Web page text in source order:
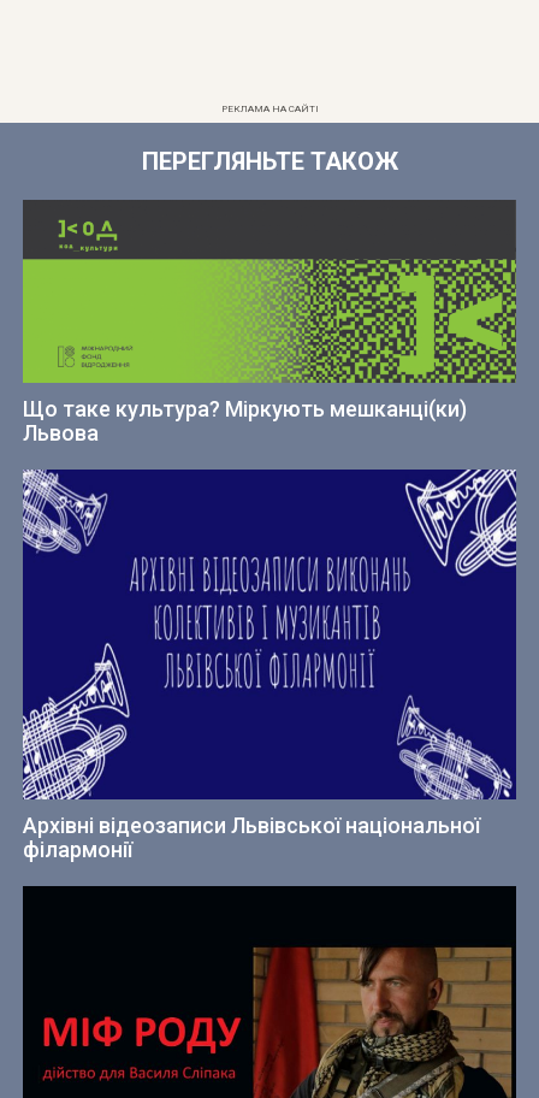
РЕКЛАМА НА САЙТІ
ПЕРЕГЛЯНЬТЕ ТАКОЖ
Що таке культура? Міркують мешканці(ки)
Львова
Архівні відеозаписи Львівської національної
філармонії